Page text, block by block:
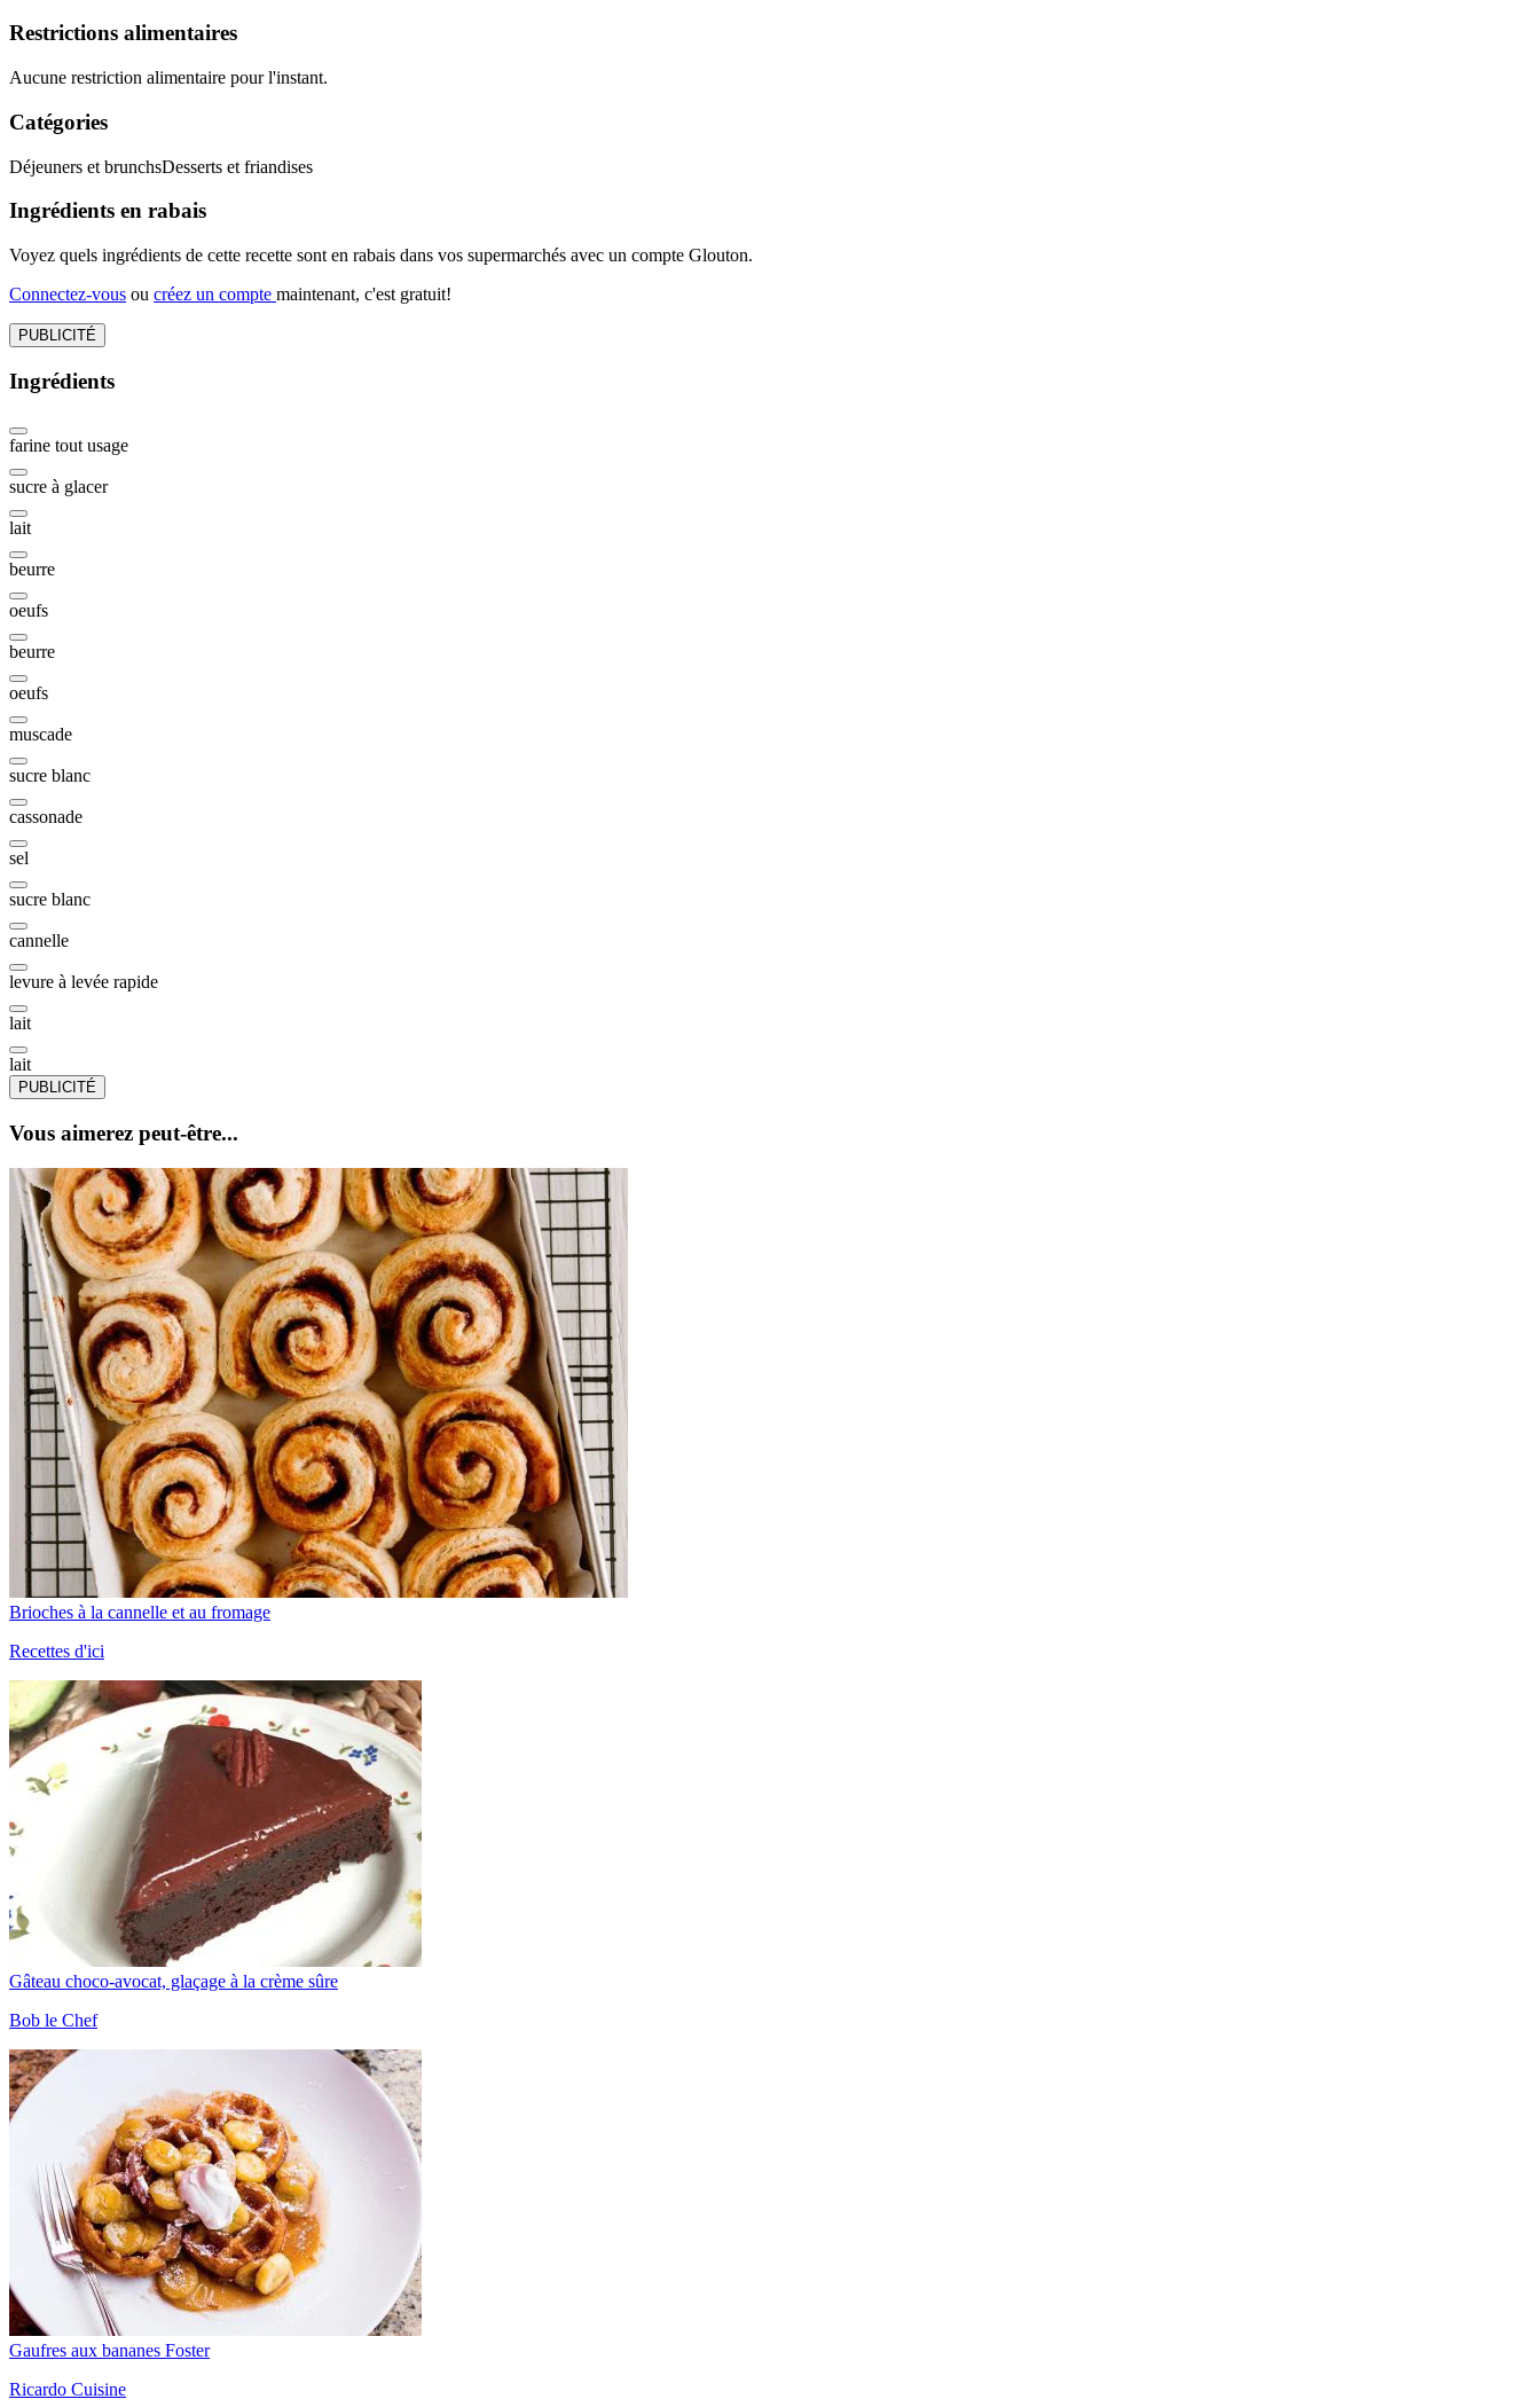
Restrictions alimentaires
Aucune restriction alimentaire pour l'instant.
Catégories
Déjeuners et brunchsDesserts et friandises
Ingrédients en rabais
Voyez quels ingrédients de cette recette sont en rabais dans vos supermarchés avec un compte Glouton.
Connectez-vous ou créez un compte maintenant, c'est gratuit!
PUBLICITÉ
Ingrédients
farine tout usage
sucre à glacer
lait
beurre
oeufs
beurre
oeufs
muscade
sucre blanc
cassonade
sel
sucre blanc
cannelle
levure à levée rapide
lait
lait
PUBLICITÉ
Vous aimerez peut-être...
Brioches à la cannelle et au fromage
Recettes d'ici
Gâteau choco-avocat, glaçage à la crème sûre
Bob le Chef
Gaufres aux bananes Foster
Ricardo Cuisine